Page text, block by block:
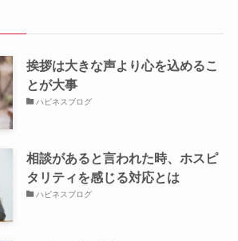
挨拶は大きな声より心を込めるこ
とが大事
ハピネスブログ
相談があると言われた時、ホスピ
タリティを感じる対応とは
ハピネスブログ